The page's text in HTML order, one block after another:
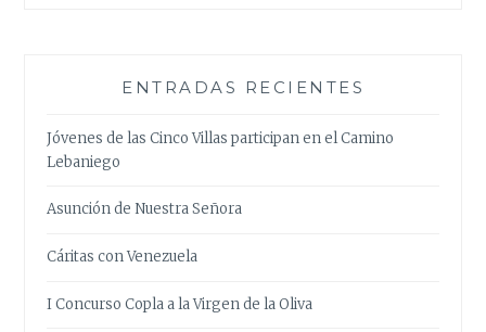
ENTRADAS RECIENTES
Jóvenes de las Cinco Villas participan en el Camino
Lebaniego
Asunción de Nuestra Señora
Cáritas con Venezuela
I Concurso Copla a la Virgen de la Oliva